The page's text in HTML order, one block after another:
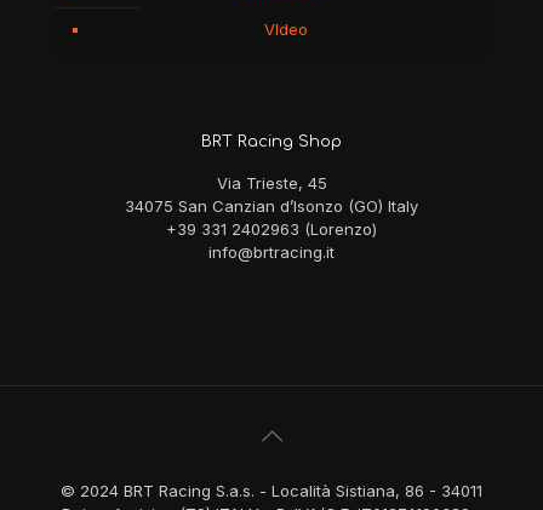
VIdeo
BRT Racing Shop
Via Trieste, 45
34075 San Canzian d’Isonzo (GO) Italy
+39 331 2402963 (Lorenzo)
info@brtracing.it
© 2024 BRT Racing S.a.s. - Località Sistiana, 86 - 34011